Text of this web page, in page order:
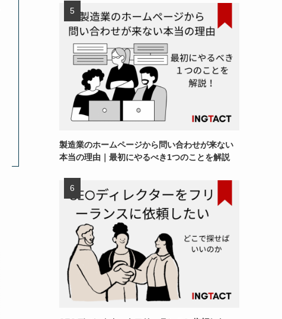
製造業のホームページから問い合わせが来ない
本当の理由｜最初にやるべき1つのことを解説